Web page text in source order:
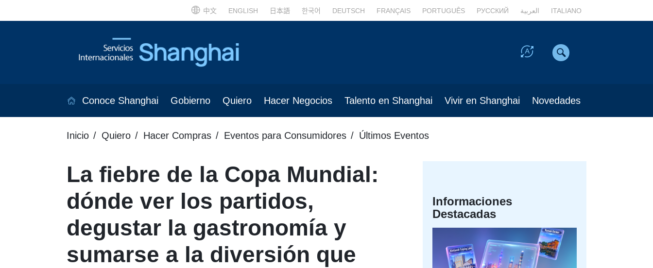
中文 ENGLISH 日本語 한국어 DEUTSCH FRANÇAIS PORTUGUÊS РУССКИЙ العربية ITALIANO
Conoce Shanghai Gobierno Quiero Hacer Negocios Talento en Shanghai Vivir en Shanghai Novedades
Inicio Quiero Hacer Compras Eventos para Consumidores Últimos Eventos
La fiebre de la Copa Mundial:
dónde ver los partidos,
degustar la gastronomía y
sumarse a la diversión que
Informaciones
Destacadas